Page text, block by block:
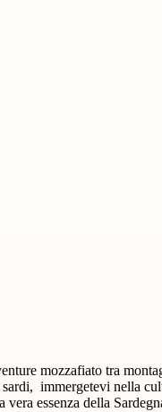
mozzafiato tra
immergetevi nella
essenza della